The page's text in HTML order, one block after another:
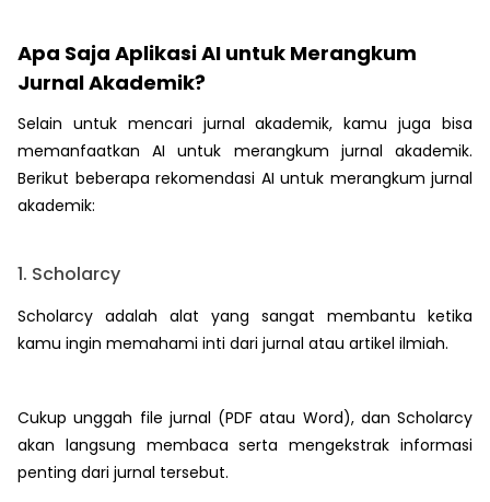
Apa Saja Aplikasi AI untuk Merangkum
Jurnal Akademik?
Selain untuk mencari jurnal akademik, kamu juga bisa
memanfaatkan AI untuk merangkum jurnal akademik.
Berikut beberapa rekomendasi AI untuk merangkum jurnal
akademik:
1. Scholarcy
Scholarcy adalah alat yang sangat membantu ketika
kamu ingin memahami inti dari jurnal atau artikel ilmiah.
Cukup unggah file jurnal (PDF atau Word), dan Scholarcy
akan langsung membaca serta mengekstrak informasi
penting dari jurnal tersebut.